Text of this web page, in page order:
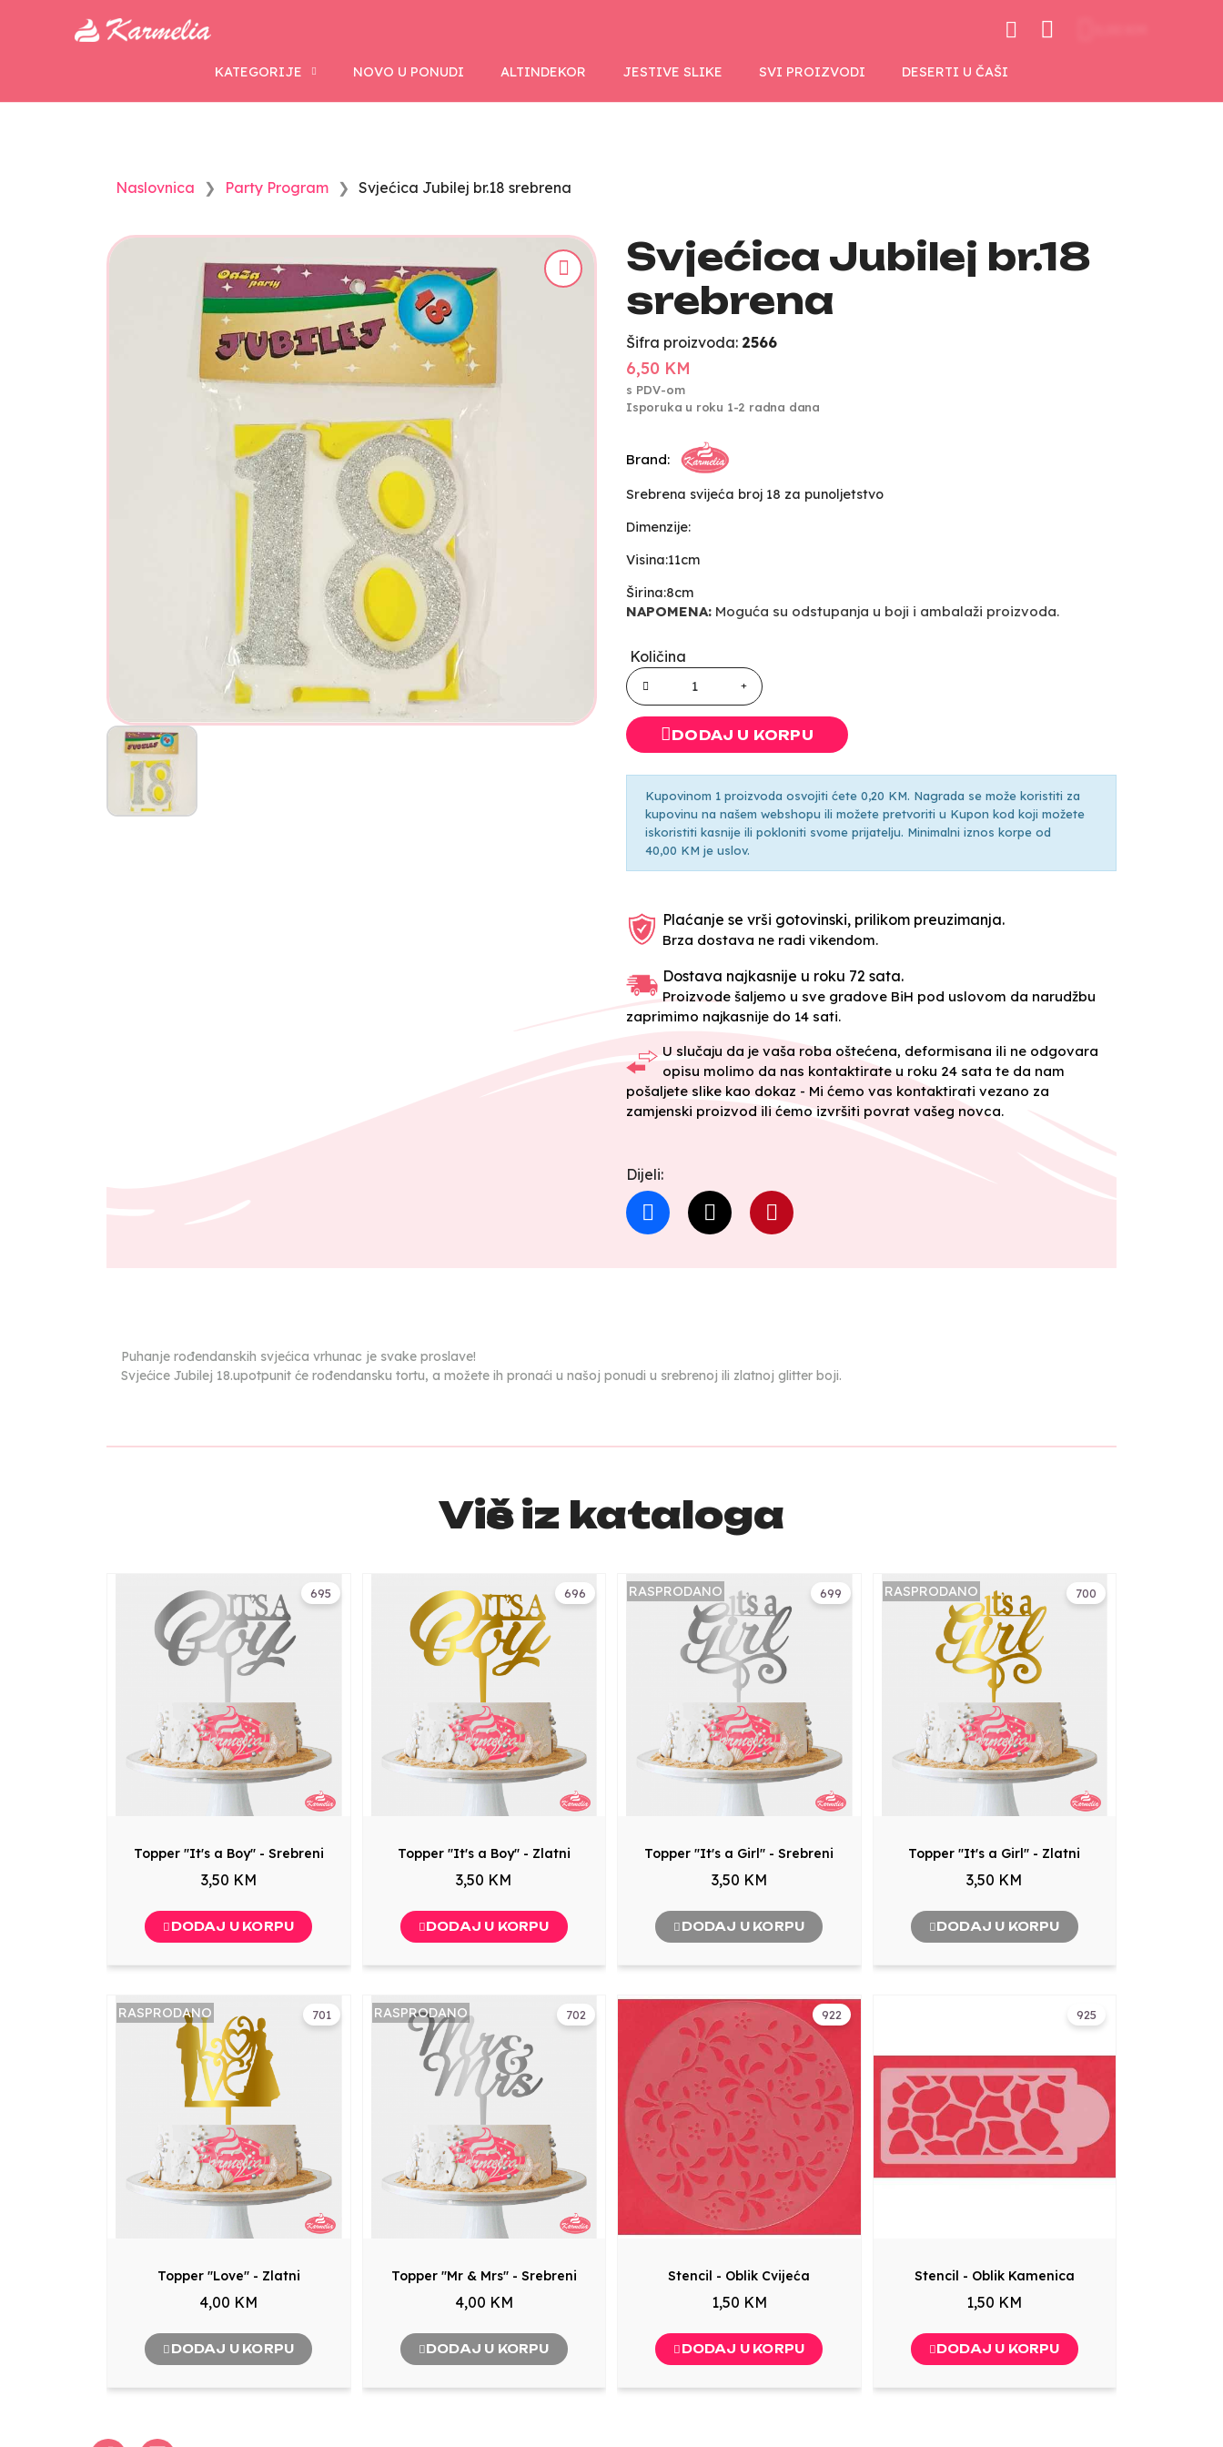
KATEGORIJE NOVO U PONUDI ALTINDEKOR JESTIVE SLIKE SVI PROIZVODI DESERTI U ČAŠI
Naslovnica Party Program Svjećica Jubilej br.18 srebrena
Svjećica Jubilej br.18
srebrena
Šifra proizvoda: 2566
6,50 KM
s PDV-om
Isporuka u roku 1-2 radna dana
Brand:
Srebrena svijeća broj 18 za punoljetstvo
Dimenzije:
Visina:11cm
Širina:8cm
NAPOMENA: Moguća su odstupanja u boji i ambalaži proizvoda.
Količina
DODAJ U KORPU
Kupovinom 1 proizvoda osvojiti ćete 0,20 KM. Nagrada se može koristiti za
kupovinu na našem webshopu ili možete pretvoriti u Kupon kod koji možete
iskoristiti kasnije ili pokloniti svome prijatelju. Minimalni iznos korpe od
40,00 KM je uslov.
Plaćanje se vrši gotovinski, prilikom preuzimanja.
Brza dostava ne radi vikendom.
Dostava najkasnije u roku 72 sata.
Proizvode šaljemo u sve gradove BiH pod uslovom da narudžbu
zaprimimo najkasnije do 14 sati.
U slučaju da je vaša roba oštećena, deformisana ili ne odgovara
opisu molimo da nas kontaktirate u roku 24 sata te da nam
pošaljete slike kao dokaz - Mi ćemo vas kontaktirati vezano za
zamjenski proizvod ili ćemo izvršiti povrat vašeg novca.
Dijeli:
Puhanje rođendanskih svjećica vrhunac je svake proslave!
Svjećice Jubilej 18.upotpunit će rođendansku tortu, a možete ih pronaći u našoj ponudi u srebrenoj ili zlatnoj glitter boji.
Više iz kataloga
695
Topper "It's a Boy" - Srebreni
3,50 KM
DODAJ U KORPU
696
Topper "It's a Boy" - Zlatni
3,50 KM
DODAJ U KORPU
699
RASPRODANO
Topper "It's a Girl" - Srebreni
3,50 KM
DODAJ U KORPU
700
RASPRODANO
Topper "It's a Girl" - Zlatni
3,50 KM
DODAJ U KORPU
701
RASPRODANO
Topper "Love" - Zlatni
4,00 KM
DODAJ U KORPU
702
RASPRODANO
Topper "Mr & Mrs" - Srebreni
4,00 KM
DODAJ U KORPU
922
Stencil - Oblik Cvijeća
1,50 KM
DODAJ U KORPU
925
Stencil - Oblik Kamenica
1,50 KM
DODAJ U KORPU